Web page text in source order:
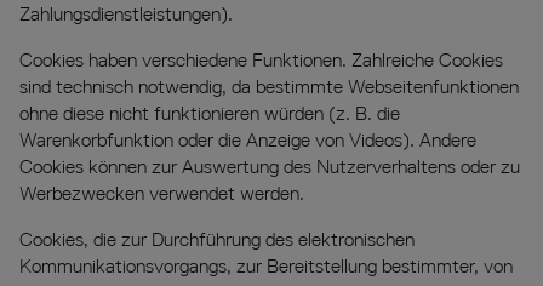
Zahlungsdienstleistungen).
Cookies haben verschiedene Funktionen. Zahlreiche Cookies
sind technisch notwendig, da bestimmte Webseitenfunktionen
ohne diese nicht funktionieren würden (z. B. die
Warenkorbfunktion oder die Anzeige von Videos). Andere
Cookies können zur Auswertung des Nutzerverhaltens oder zu
Werbezwecken verwendet werden.
Cookies, die zur Durchführung des elektronischen
Kommunikationsvorgangs, zur Bereitstellung bestimmter, von